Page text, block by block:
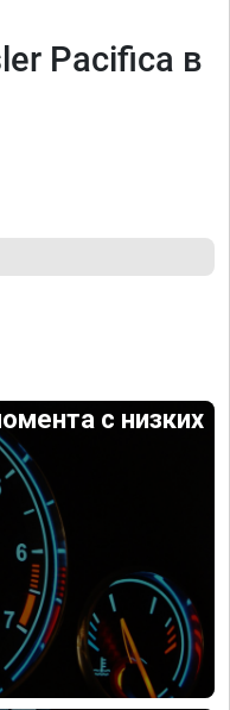
Pacifica в
с низких